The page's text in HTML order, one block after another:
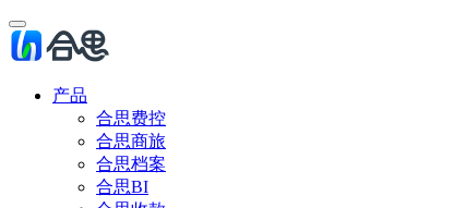
产品
合思费控
合思商旅
合思档案
合思BI